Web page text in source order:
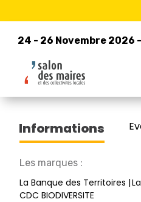
24 - 26 Novembre 2026 -
24 - 26 Novembre 2026 -
Retour à la liste des
GROUPE
Informations
Les marques :
La Banque des Territoires
CDC BIODIVERSITE